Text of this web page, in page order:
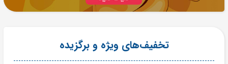
تخفیف‌های ویژه و برگزیده